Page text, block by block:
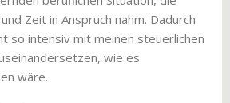
Zeit in Anspruch nahm. Dadurch
so intensiv mit meinen steuerlichen
wie es
wäre.